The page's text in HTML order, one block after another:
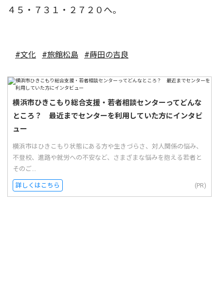
４５・７３１・２７２０へ。
#文化 #旅館松島 #蒔田の吉良
横浜市ひきこもり総合支援・若者相談センターってどんな
ところ？ 最近までセンターを利用していた方にインタビ
ュー
横浜市はひきこもり状態にある方や生きづらさ、対人関係の悩み、
不登校、進路や就労への不安など、さまざまな悩みを抱える若者と
そのご...
詳しくはこちら (PR)